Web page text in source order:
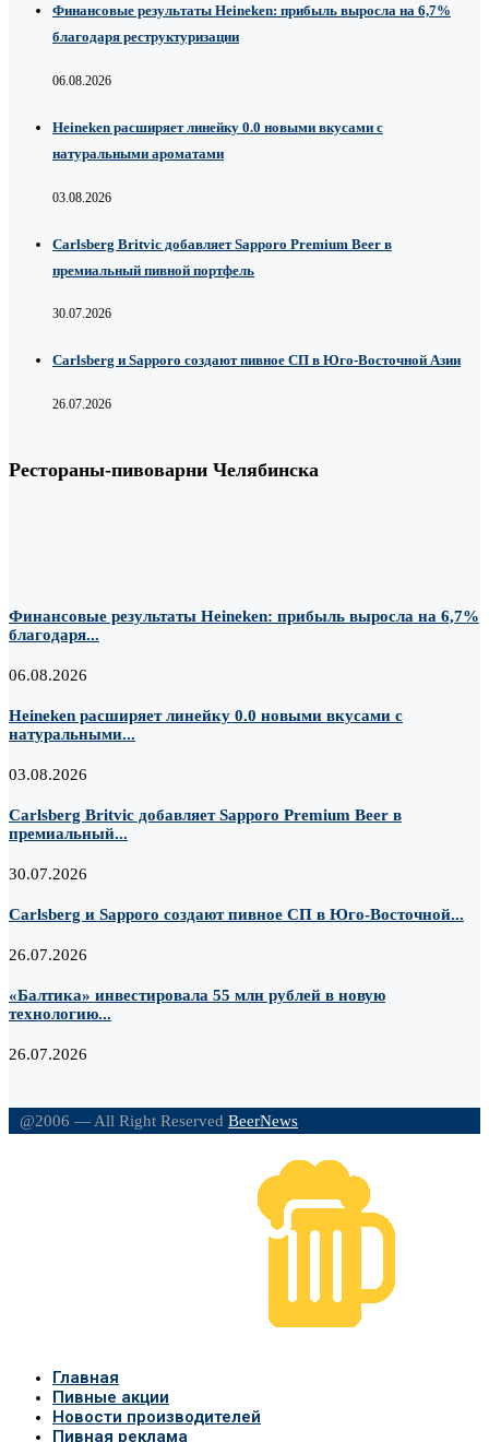
Финансовые результаты Heineken: прибыль выросла на 6,7%
благодаря реструктуризации
06.08.2026
Heineken расширяет линейку 0.0 новыми вкусами с
натуральными ароматами
03.08.2026
Carlsberg Britvic добавляет Sapporo Premium Beer в
премиальный пивной портфель
30.07.2026
Carlsberg и Sapporo создают пивное СП в Юго-Восточной Азии
26.07.2026
Рестораны-пивоварни Челябинска
Финансовые результаты Heineken: прибыль выросла на 6,7%
благодаря...
06.08.2026
Heineken расширяет линейку 0.0 новыми вкусами с
натуральными...
03.08.2026
Carlsberg Britvic добавляет Sapporo Premium Beer в
премиальный...
30.07.2026
Carlsberg и Sapporo создают пивное СП в Юго-Восточной...
26.07.2026
«Балтика» инвестировала 55 млн рублей в новую
технологию...
26.07.2026
@2006 — All Right Reserved BeerNews
Главная
Пивные акции
Новости производителей
Пивная реклама